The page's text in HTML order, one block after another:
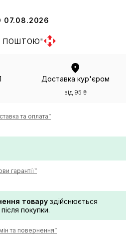
ПОШТОЮ"
Доставка кур'єром
від 95 ₴
та оплата”
гарантії”
товару здійснюється
покупки.
та повернення”